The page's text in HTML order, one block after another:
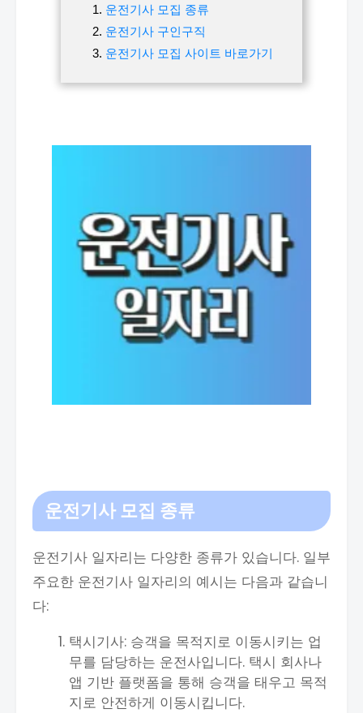
운전기사 모집 종류
운전기사 구인구직
운전기사 모집 사이트 바로가기
운전기사 모집 종류
운전기사 일자리는 다양한 종류가 있습니다. 일부
주요한 운전기사 일자리의 예시는 다음과 같습니
다:
택시기사: 승객을 목적지로 이동시키는 업
무를 담당하는 운전사입니다. 택시 회사나
앱 기반 플랫폼을 통해 승객을 태우고 목적
지로 안전하게 이동시킵니다.